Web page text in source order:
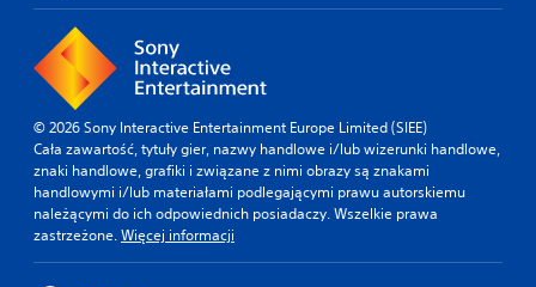
© 2026 Sony Interactive Entertainment Europe Limited (SIEE)
Cała zawartość, tytuły gier, nazwy handlowe i/lub wizerunki handlowe,
znaki handlowe, grafiki i związane z nimi obrazy są znakami
handlowymi i/lub materiałami podlegającymi prawu autorskiemu
należącymi do ich odpowiednich posiadaczy. Wszelkie prawa
zastrzeżone.Więcej informacji